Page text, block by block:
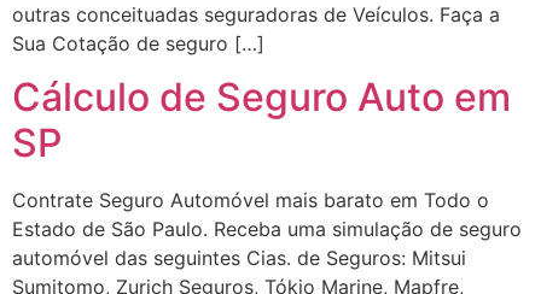
outras conceituadas seguradoras de Veículos. Faça a
Sua Cotação de seguro […]
Cálculo de Seguro Auto em
SP
Contrate Seguro Automóvel mais barato em Todo o
Estado de São Paulo. Receba uma simulação de seguro
automóvel das seguintes Cias. de Seguros: Mitsui
Sumitomo, Zurich Seguros, Tókio Marine, Mapfre,